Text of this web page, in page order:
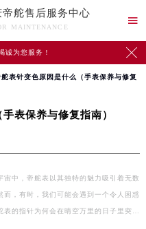
帝舵售后服务中心
MAINTENANCE

诚为您服务！ 
表针变色原因是什么（手表保养与修复
表保养与修复指南）
宙中，帝舵表以其独特的魅力吸引着无数
而，有时，我们可能会遇到一个令人困惑
的指针为何会在晴空万里的日子里突…